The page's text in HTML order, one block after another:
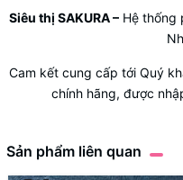
Siêu thị SAKURA –Hệ thống
Cam kết cung cấp tới Quý
chính hãng, được
Sản phẩm liên quan